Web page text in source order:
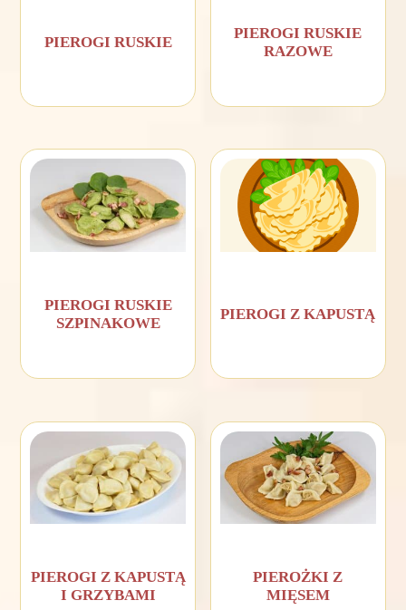
PIEROGI RUSKIE
PIEROGI RUSKIE
RAZOWE
PIEROGI RUSKIE
SZPINAKOWE
PIEROGI Z KAPUSTĄ
PIEROGI Z KAPUSTĄ
I GRZYBAMI
PIEROŻKI Z
MIĘSEM